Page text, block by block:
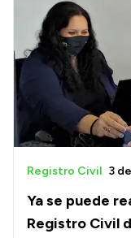
Ya se puede
Registro Civil
Registro Civil 3